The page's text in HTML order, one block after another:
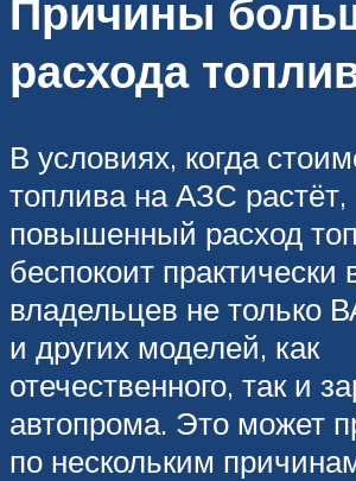
Причины
расхода
В условиях, когда
топлива на АЗС растёт,
повышенный расход
беспокоит практически
владельцев не только
и других моделей, как
отечественного, так и
автопрома. Это может
по нескольким